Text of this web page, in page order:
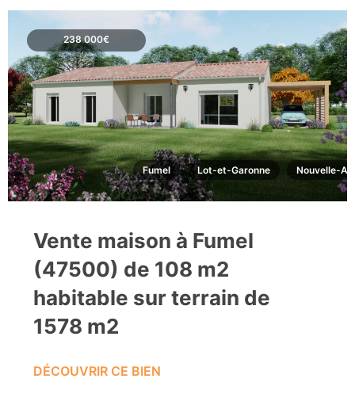
238 000€
Fumel Lot-et-Garonne Nouvelle-
Vente maison à Fumel
(47500) de 108 m2
habitable sur terrain de
1578 m2
DÉCOUVRIR CE BIEN